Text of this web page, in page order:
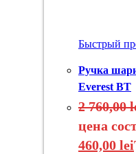
Быстрый
Ручка
Everest BT
2 760,00
цена
460,00 lei